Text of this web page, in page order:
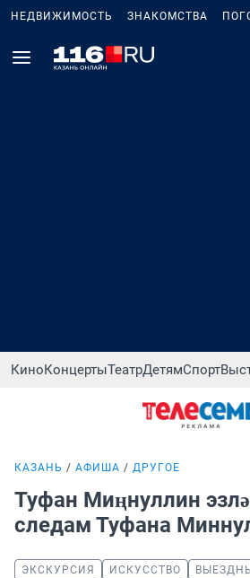
НЕДВИЖИМОСТЬ ЗНАКОМСТВА
КиноКонцертыТеатрДетямСпорт
КАЗАНЬ АФИША ДРУГОЕ
Туфан Миңнуллин
следам Туфана
ЭКСКУРСИЯ ИСКУССТВО